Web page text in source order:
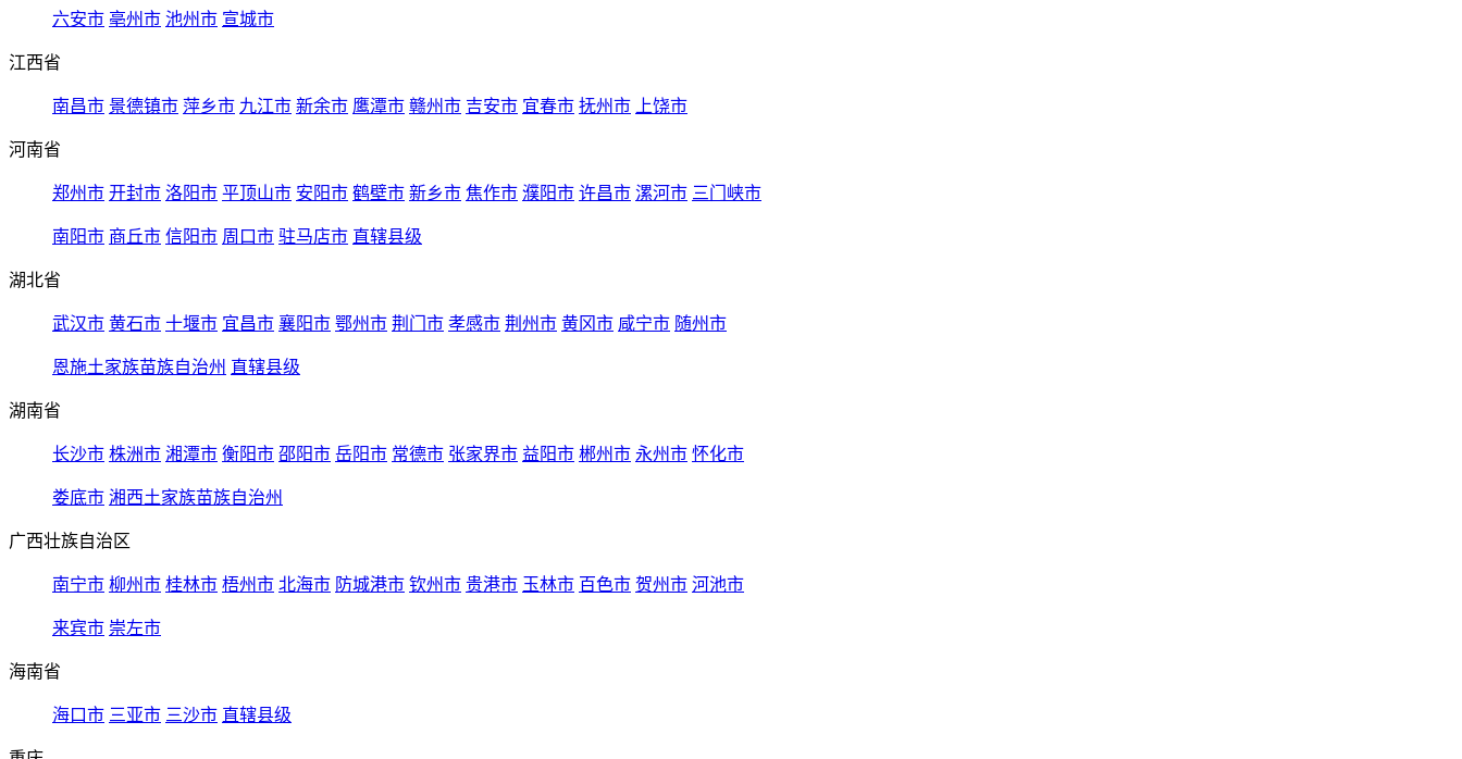
六安市 亳州市 池州市 宣城市
江西省
南昌市 景德镇市 萍乡市 九江市 新余市 鹰潭市 赣州市 吉安市 宜春市 抚州市 上饶市
河南省
郑州市 开封市 洛阳市 平顶山市 安阳市 鹤壁市 新乡市 焦作市 濮阳市 许昌市 漯河市 三门峡市
南阳市 商丘市 信阳市 周口市 驻马店市 直辖县级
湖北省
武汉市 黄石市 十堰市 宜昌市 襄阳市 鄂州市 荆门市 孝感市 荆州市 黄冈市 咸宁市 随州市
恩施土家族苗族自治州 直辖县级
湖南省
长沙市 株洲市 湘潭市 衡阳市 邵阳市 岳阳市 常德市 张家界市 益阳市 郴州市 永州市 怀化市
娄底市 湘西土家族苗族自治州
广西壮族自治区
南宁市 柳州市 桂林市 梧州市 北海市 防城港市 钦州市 贵港市 玉林市 百色市 贺州市 河池市
来宾市 崇左市
海南省
海口市 三亚市 三沙市 直辖县级